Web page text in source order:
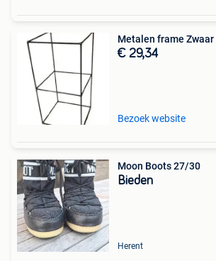
Metalen frame
€ 29,34
Bezoek website
Moon Boots 27/30
Bieden
Herent